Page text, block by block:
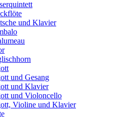
und Klavier
und Gesang
und Klavier
und Violoncello
Violine und Klavier